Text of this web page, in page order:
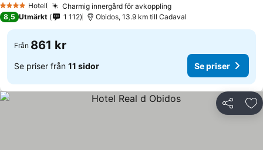
4 StjärnorHotell Charmig innergård för avkoppling
8,5 Utmärkt 1 112 Obidos, 13.9 km till Cadaval
Från 861 kr
Se priser från 11 sidor Se priser
Dela